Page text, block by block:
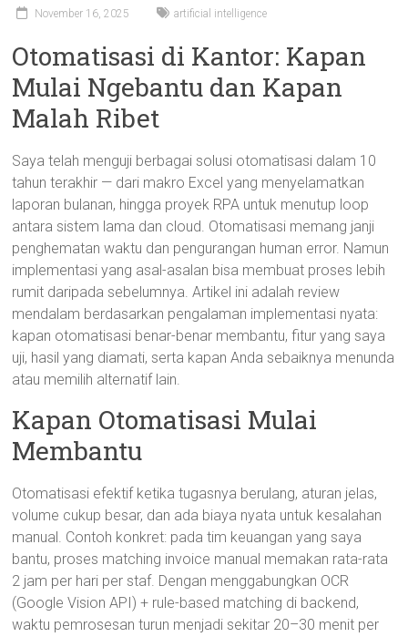
November 16, 2025 artificial intelligence
Otomatisasi di Kantor: Kapan
Mulai Ngebantu dan Kapan
Malah Ribet
Saya telah menguji berbagai solusi otomatisasi dalam 10
tahun terakhir — dari makro Excel yang menyelamatkan
laporan bulanan, hingga proyek RPA untuk menutup loop
antara sistem lama dan cloud. Otomatisasi memang janji
penghematan waktu dan pengurangan human error. Namun
implementasi yang asal-asalan bisa membuat proses lebih
rumit daripada sebelumnya. Artikel ini adalah review
mendalam berdasarkan pengalaman implementasi nyata:
kapan otomatisasi benar-benar membantu, fitur yang saya
uji, hasil yang diamati, serta kapan Anda sebaiknya menunda
atau memilih alternatif lain.
Kapan Otomatisasi Mulai
Membantu
Otomatisasi efektif ketika tugasnya berulang, aturan jelas,
volume cukup besar, dan ada biaya nyata untuk kesalahan
manual. Contoh konkret: pada tim keuangan yang saya
bantu, proses matching invoice manual memakan rata-rata
2 jam per hari per staf. Dengan menggabungkan OCR
(Google Vision API) + rule-based matching di backend,
waktu pemrosesan turun menjadi sekitar 20–30 menit per